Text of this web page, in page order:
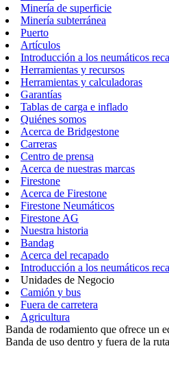
Minería de superficie
Minería subterránea
Puerto
Artículos
Introducción a los neumáticos
Herramientas y recursos
Herramientas y calculadoras
Garantías
Tablas de carga e inflado
Quiénes somos
Acerca de Bridgestone
Carreras
Centro de prensa
Acerca de nuestras marcas
Firestone
Acerca de Firestone
Firestone Neumáticos
Firestone AG
Nuestra historia
Bandag
Acerca del recapado
Introducción a los neumáticos
Unidades de Negocio
Camión y bus
Fuera de carretera
Agricultura
Banda de rodamiento que ofrece un
Banda de uso dentro y fuera de la ruta